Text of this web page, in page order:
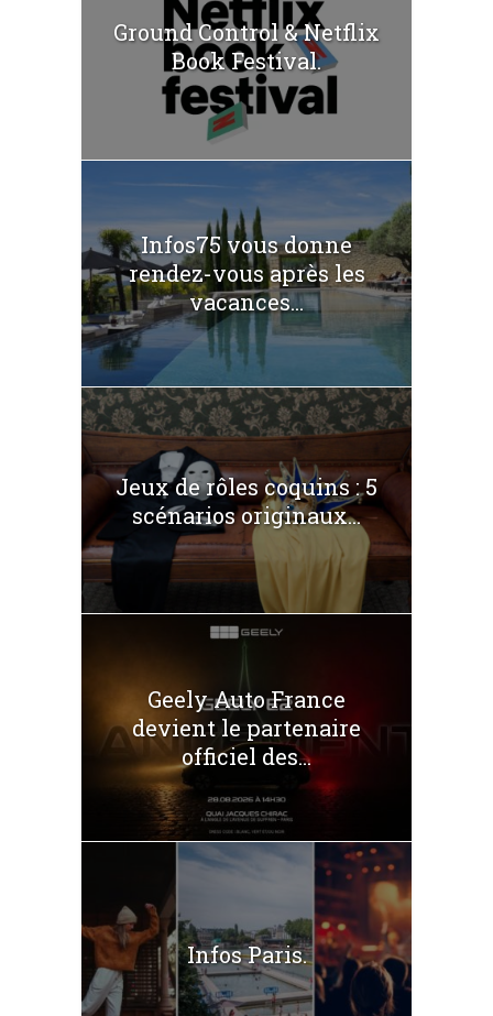
Ground Control & Netflix
Book Festival.
Infos75 vous donne
rendez-vous après les
vacances...
Jeux de rôles coquins : 5
scénarios originaux...
Geely Auto France
devient le partenaire
officiel des...
Infos Paris.